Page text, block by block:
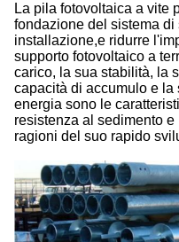
La pila fotovoltaica a vite
fondazione del sistema
installazione,e ridurre
supporto fotovoltaico a
carico, la sua stabilità, la
capacità di accumulo e
energia sono le
resistenza al sedimento
ragioni del suo rapido